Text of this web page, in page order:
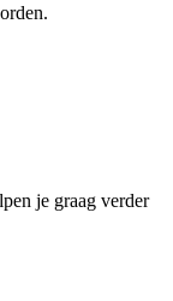
je graag verder